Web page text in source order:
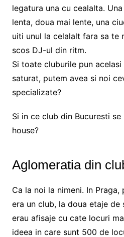
legatura una cu cealalta.
lenta, doua mai lente, una
uiti unul la celalalt fara sa te
scos DJ-ul din ritm.
Si toate cluburile pun
saturat, putem avea si noi
specializate?
Si in ce club din Bucuresti
house?
Aglomeratia din
Ca la noi la nimeni. In
era un club, la doua etaje de
erau afisaje cu cate locuri
ideea in care sunt 500 de